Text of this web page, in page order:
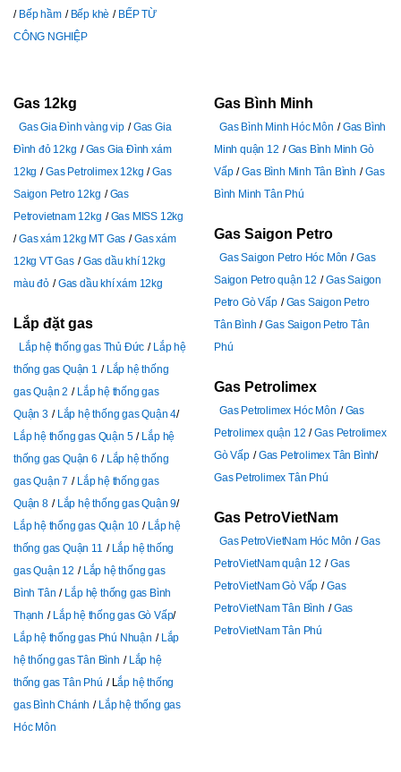
Bếp hầm
Bếp khè
BẾP TỪ
CÔNG NGHIỆP
Gas 12kg
Gas Gia Đình vàng vip
Gas Gia
Đình đỏ 12kg
Gas Gia Đình xám
12kg
Gas Petrolimex 12kg
Gas
Saigon Petro 12kg
Gas
Petrovietnam 12kg
Gas MISS 12kg
Gas xám 12kg MT Gas
Gas xám
12kg VT Gas
Gas dầu khí 12kg
màu đỏ
Gas dầu khí xám 12kg
Lắp đặt gas
Lắp hệ thống gas Thủ Đức
Lắp hệ
thống gas Quận 1
Lắp hệ thống
gas Quận 2
Lắp hệ thống gas
Quận 3
Lắp hệ thống gas Quận 4
Lắp hệ thống gas Quận 5
Lắp hệ
thống gas Quận 6
Lắp hệ thống
gas Quận 7
Lắp hệ thống gas
Quận 8
Lắp hệ thống gas Quận 9
Lắp hệ thống gas Quận 10
Lắp hệ
thống gas Quận 11
Lắp hệ thống
gas Quận 12
Lắp hệ thống gas
Bình Tân
Lắp hệ thống gas Bình
Thạnh
Lắp hệ thống gas Gò Vấp
Lắp hệ thống gas Phú Nhuận
Lắp
hệ thống gas Tân Bình
Lắp hệ
thống gas Tân Phú
Lắp hệ thống
gas Bình Chánh
Lắp hệ thống gas
Hóc Môn
Gas Bình Minh
Gas Bình Minh Hóc Môn
Gas Bình
Minh quận 12
Gas Bình Minh Gò
Vấp
Gas Bình Minh Tân Bình
Gas
Bình Minh Tân Phú
Gas Saigon Petro
Gas Saigon Petro Hóc Môn
Gas
Saigon Petro quận 12
Gas Saigon
Petro Gò Vấp
Gas Saigon Petro
Tân Bình
Gas Saigon Petro Tân
Phú
Gas Petrolimex
Gas Petrolimex Hóc Môn
Gas
Petrolimex quận 12
Gas Petrolimex
Gò Vấp
Gas Petrolimex Tân Bình
Gas Petrolimex Tân Phú
Gas PetroVietNam
Gas PetroVietNam Hóc Môn
Gas
PetroVietNam quận 12
Gas
PetroVietNam Gò Vấp
Gas
PetroVietNam Tân Bình
Gas
PetroVietNam Tân Phú